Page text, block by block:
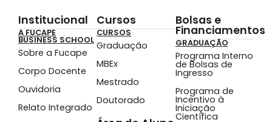
Institucional
A FUCAPE
BUSINESS SCHOOL
Sobre a Fucape
Corpo Docente
Ouvidoria
Relato Integrado
Cursos
CURSOS
Graduação
MBEx
Mestrado
Doutorado
Bolsas e
Financiamentos
GRADUAÇÃO
Programa Interno
de Bolsas de
Ingresso
Programa de
Incentivo à
Iniciação
Científica